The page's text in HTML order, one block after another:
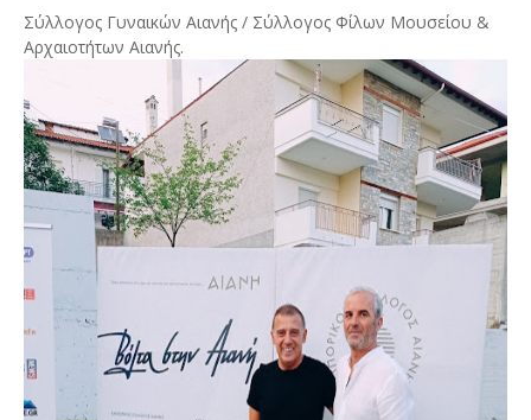
Σύλλογος Γυναικών Αιανής / Σύλλογος Φίλων Μουσείου &
Αρχαιοτήτων Αιανής.